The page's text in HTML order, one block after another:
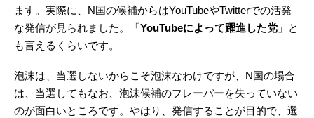
ます。実際に、N国の候補からはYouTubeやTwitterでの活発
な発信が見られました。「YouTubeによって躍進した党 」と
も言えるくらいです。
泡沫は、当選しないからこそ泡沫なわけですが、N国の場合
は、当選してもなお、泡沫候補のフレーバーを失っていない
のが面白いところです。やはり、発信することが目的で、選